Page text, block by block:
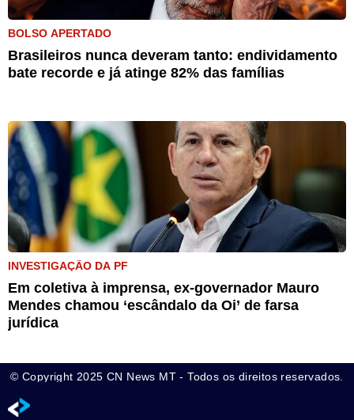
BOLSO APERTADO
Brasileiros nunca deveram tanto: endividamento
bate recorde e já atinge 82% das famílias
INVESTIGAÇÃO DA PF
Em coletiva à imprensa, ex-governador Mauro
Mendes chamou ‘escândalo da Oi’ de farsa
jurídica
© Copyright 2025 CN News MT - Todos os direitos reservados.